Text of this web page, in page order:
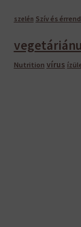
szelén Szív és
Nutrition vírus